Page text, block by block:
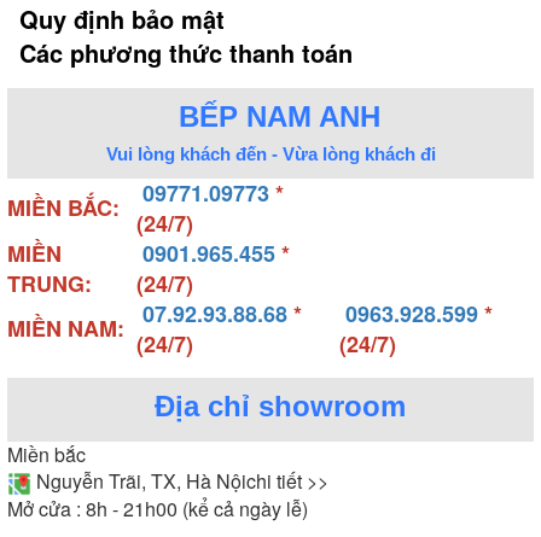
Quy định bảo mật
Các phương thức thanh toán
BẾP NAM ANH
Vui lòng khách đến - Vừa lòng khách đi
MIỀN BẮC: 09771.09773*
(24/7)
MIỀN
TRUNG:
0901.965.455*
(24/7)
MIỀN NAM:
07.92.93.88.68*
(24/7)
0963.928.599*
(24/7)
Địa chỉ showroom
Miền bắc
Nguyễn Trãi, TX, Hà Nộichi tiết >>
Mở cửa : 8h - 21h00 (kể cả ngày lễ)